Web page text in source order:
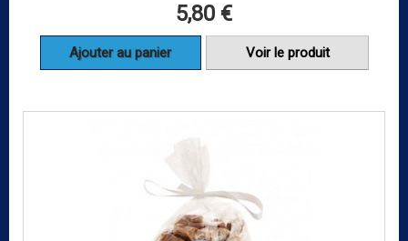
5,80 €
Ajouter au panier Voir le produit